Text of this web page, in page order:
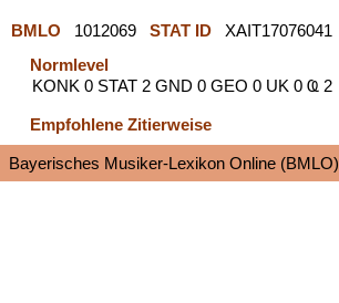
BMLO 1012069 STAT ID
XAIT17076041
Normlevel
KONK 0 STAT 2 GND 0 GEO 0 UK 0 Ҩ 2
Empfohlene Zitierweise
Bayerisches Musiker-Lexikon Online (BMLO)